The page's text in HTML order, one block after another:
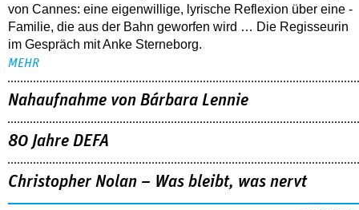
von Cannes: eine eigenwillige, lyrische Reflexion über eine ­
Familie, die aus der Bahn geworfen wird … Die Regisseurin
im Gespräch mit Anke Sterneborg.
MEHR
Nahaufnahme von Bárbara Lennie
80 Jahre DEFA
Christopher Nolan – Was bleibt, was nervt